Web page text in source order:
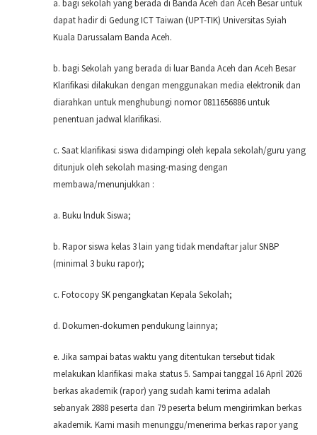
a. bagi sekolah yang berada di Banda Aceh dan Aceh Besar untuk
dapat hadir di Gedung ICTTaiwan (UPT-TIK) Universitas Syiah
Kuala Darussalam Banda Aceh.
b. bagi Sekolah yang berada di luar Banda Aceh dan Aceh Besar
Klarifikasi dilakukan dengan menggunakan media elektronik dan
diarahkan untuk menghubungi nomor 0811656886 untuk
penentuan jadwal klarifikasi.
c. Saat klarifikasi siswa didampingi oleh kepala sekolah/guru yang
ditunjuk oleh sekolah masing-masing dengan
membawa/menunjukkan :
a. Buku lnduk Siswa;
b. Rapor siswa kelas 3 lain yang tidak mendaftar jalur SNBP
(minimal 3 buku rapor);
c. Fotocopy SK pengangkatan Kepala Sekolah;
d. Dokumen-dokumen pendukung lainnya;
e. Jika sampai batas waktu yang ditentukan tersebut tidak
melakukan klarifikasi maka status 5. Sampai tanggal 16 April 2026
berkas akademik (rapor) yang sudah kami terima adalah
sebanyak 2888 peserta dan 79 peserta belum mengirimkan berkas
akademik. Kami masih menunggu/menerima berkas rapor yang